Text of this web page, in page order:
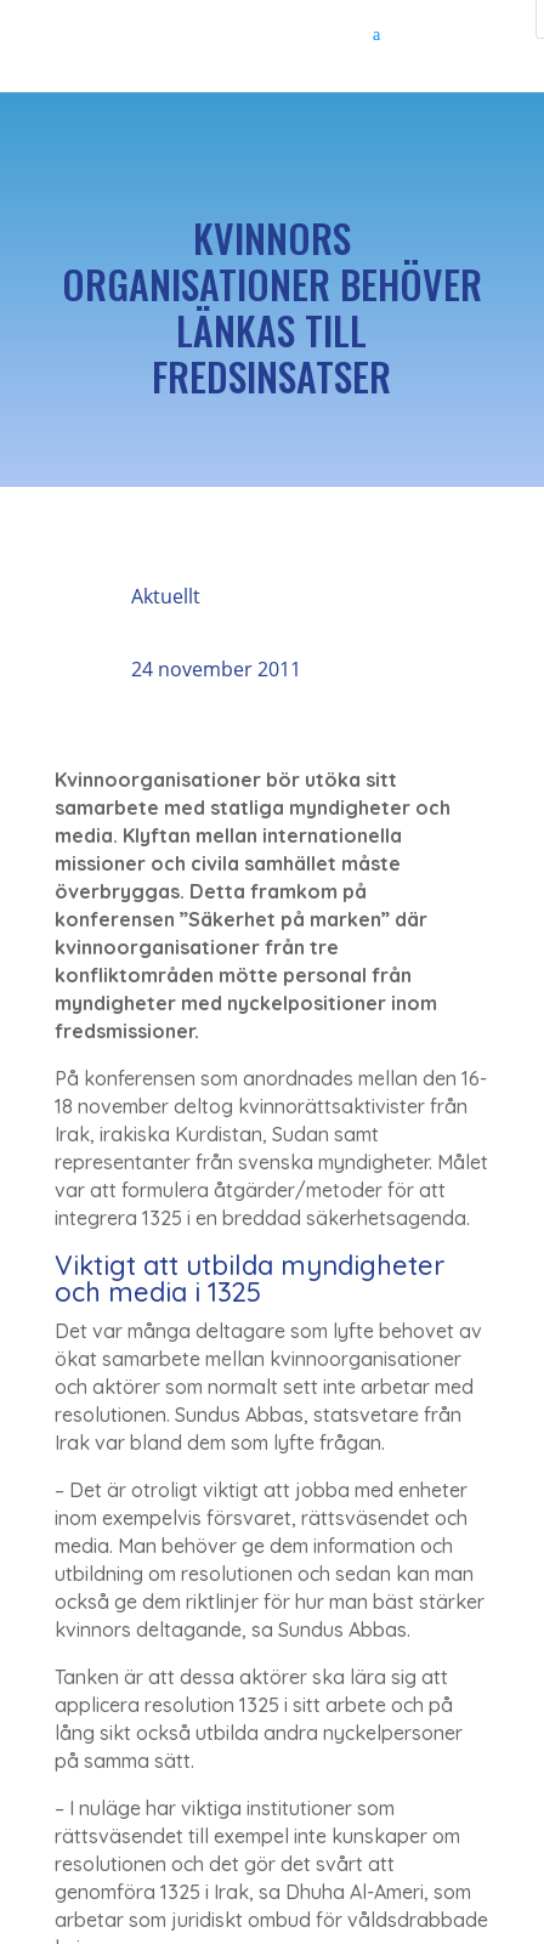
KVINNORS
ORGANISATIONER BEHÖVER
LÄNKAS TILL
FREDSINSATSER
Aktuellt
24 november 2011
Kvinnoorganisationer bör utöka sitt
samarbete med statliga myndigheter och
media. Klyftan mellan internationella
missioner och civila samhället måste
överbryggas. Detta framkom på
konferensen ”Säkerhet på marken” där
kvinnoorganisationer från tre
konfliktområden mötte personal från
myndigheter med nyckelpositioner inom
fredsmissioner.
På konferensen som anordnades mellan den 16-
18 november deltog kvinnorättsaktivister från
Irak, irakiska Kurdistan, Sudan samt
representanter från svenska myndigheter. Målet
var att formulera åtgärder/metoder för att
integrera 1325 i en breddad säkerhetsagenda.
Viktigt att utbilda myndigheter
och media i 1325
Det var många deltagare som lyfte behovet av
ökat samarbete mellan kvinnoorganisationer
och aktörer som normalt sett inte arbetar med
resolutionen. Sundus Abbas, statsvetare från
Irak var bland dem som lyfte frågan.
– Det är otroligt viktigt att jobba med enheter
inom exempelvis försvaret, rättsväsendet och
media. Man behöver ge dem information och
utbildning om resolutionen och sedan kan man
också ge dem riktlinjer för hur man bäst stärker
kvinnors deltagande, sa Sundus Abbas.
Tanken är att dessa aktörer ska lära sig att
applicera resolution 1325 i sitt arbete och på
lång sikt också utbilda andra nyckelpersoner
på samma sätt.
– I nuläge har viktiga institutioner som
rättsväsendet till exempel inte kunskaper om
resolutionen och det gör det svårt att
genomföra 1325 i Irak, sa Dhuha Al-Ameri, som
arbetar som juridiskt ombud för våldsdrabbade